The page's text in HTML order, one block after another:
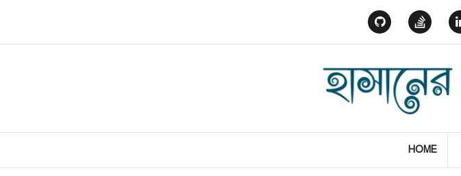
content
HOME